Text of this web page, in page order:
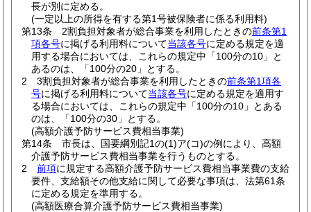
長が別に定める。
(一定以上の所得を有する第1号被保険者に係る利用料)
第13条
2割負担対象者が総合事業を利用したときの前条第1
項各号に掲げる利用料について当該各号に定める規定を適
用する場合においては、これらの規定中「100分の10」と
あるのは、「100分の20」とする。
2
3割負担対象者が総合事業を利用したときの前条第1項各
号に掲げる利用料について当該各号に定める規定を適用す
る場合においては、これらの規定中「100分の10」とある
のは、「100分の30」とする。
(高額介護予防サービス費相当事業)
第14条
市長は、国要綱別記1の(1)ア(コ)の例により、高額
介護予防サービス費相当事業を行うものとする。
2
前項に規定する高額介護予防サービス費相当事業費の支給
要件、支給額その他支給に関して必要な事項は、法第61条
に定める規定を準用する。
(高額医療合算介護予防サービス費相当事業)